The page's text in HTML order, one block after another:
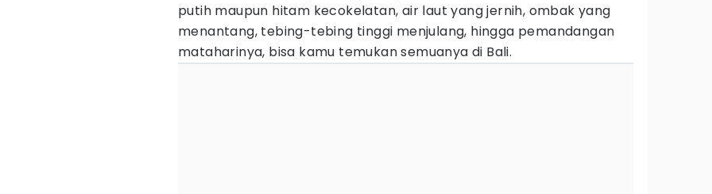
putih maupun hitam kecokelatan, air laut yang jernih, ombak yang
menantang, tebing-tebing tinggi menjulang, hingga pemandangan
mataharinya, bisa kamu temukan semuanya di Bali.